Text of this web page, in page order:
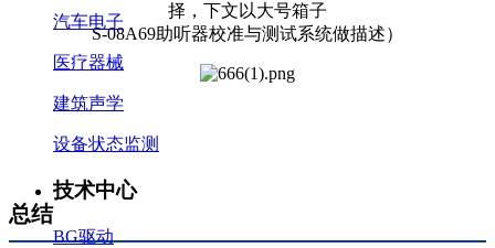
择，下文以大号箱子
S-08A69助听器校准与测试系统做描述）
总结
汽车电子
医疗器械
建筑声学
设备状态监测
技术中心
BG驱动